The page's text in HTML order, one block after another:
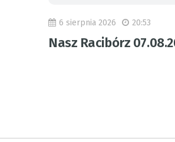
6 sierpnia 2026 20:53
Nasz Racibórz